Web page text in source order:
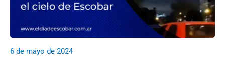
6 de mayo de 2024